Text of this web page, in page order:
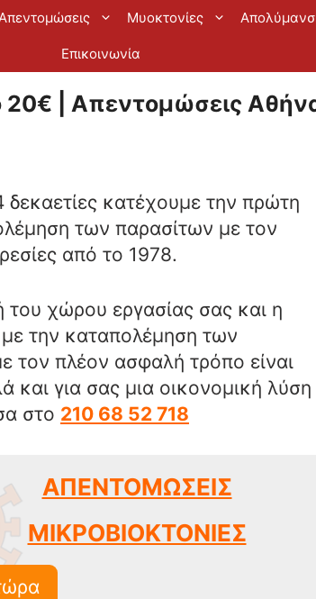
Μυοκτονίες
Επικοινωνία
| Απεντομώσεις
δεκαετίες κατέχουμε την πρώτη
των παρασίτων με τον
από το 1978.
του χώρου εργασίας σας και η
την καταπολέμηση των
πλέον ασφαλή τρόπο είναι
και για σας μια οικονομική λύση
στο 210 68 52 718
ΑΠΕΝΤΟΜΩΣΕΙΣ
ΜΙΚΡΟΒΙΟΚΤΟΝΙΕΣ